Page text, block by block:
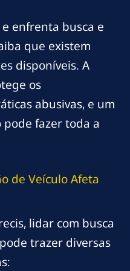
e enfrenta busca e
que existem
disponíveis. A
os
abusivas, e um
fazer toda a
de Veículo Afeta
lidar com busca
trazer diversas